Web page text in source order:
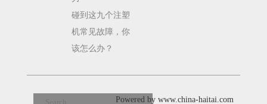
碰到这九个注塑
机常见故障，你
该怎么办？
Powered by www.china-haitai.com